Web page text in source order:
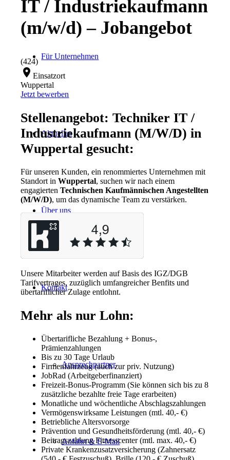
Für Unternehmen
Aktuelles
Über uns
Kontakt
Ansprechpartner
Anfahrt & E-Mail
IT / Industriekaufmann
(m/w/d) – Jobangebot
(424)
location_onEinsatzort
Wuppertal
Jetzt bewerben
Stellenangebot: Techniker IT /
Industriekaufmann (M/W/D) in
Wuppertal gesucht:
Für unseren Kunden, ein renommiertes Unternehmen mit
Standort inWuppertal, suchen wir nach einem
engagiertenTechnischen Kaufmännischen Angestellten
(M/W/D), um das dynamische Team zu verstärken.
Unsere Mitarbeiter werden auf Basis des IGZ/DGB
Tarifvertrages, zuzüglich umfangreicher Benfits und
übertariflicher Zulage entlohnt.
Mehr als nur Lohn:
Übertarifliche Bezahlung + Bonus-,
Prämienzahlungen
Bis zu 30 Tage Urlaub
Firmenfahrzeug (auch zur priv. Nutzung)
JobRad (Arbeitgeberfinanziert)
Freizeit-Bonus-Programm (Sie können sich bis zu 8
zusätzliche bezahlte freie Tage erarbeiten)
Monatliche und wöchentliche Abschlagszahlungen
Vermögenswirksame Leistungen (mtl. 40,- €)
Betriebliche Altersvorsorge
Prävention und Gesundheitsförderung (mtl. 40,- €)
Beitragszahlung Fitnesscenter (mtl. max. 40,- €)
Private Krankenzusatzversicherung (Zahnersatz